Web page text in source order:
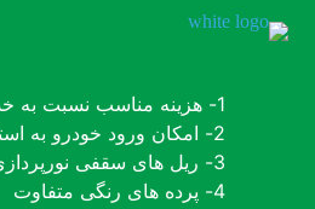
1- هزینه مناسب نسبت به خدمات
2- امکان ورود خودرو به استودیو
3- ریل های سقفی نورپردازی
4- پرده های رنگی متفاوت